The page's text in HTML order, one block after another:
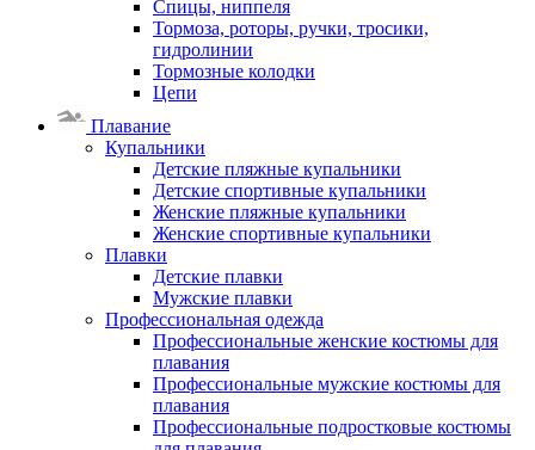
Спицы, ниппеля
Тормоза, роторы, ручки, тросики,
гидролинии
Тормозные колодки
Цепи
Плавание
Купальники
Детские пляжные купальники
Детские спортивные купальники
Женские пляжные купальники
Женские спортивные купальники
Плавки
Детские плавки
Мужские плавки
Профессиональная одежда
Профессиональные женские костюмы для
плавания
Профессиональные мужские костюмы для
плавания
Профессиональные подростковые костюмы